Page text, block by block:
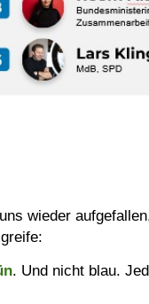
wieder
. Und nicht blau.